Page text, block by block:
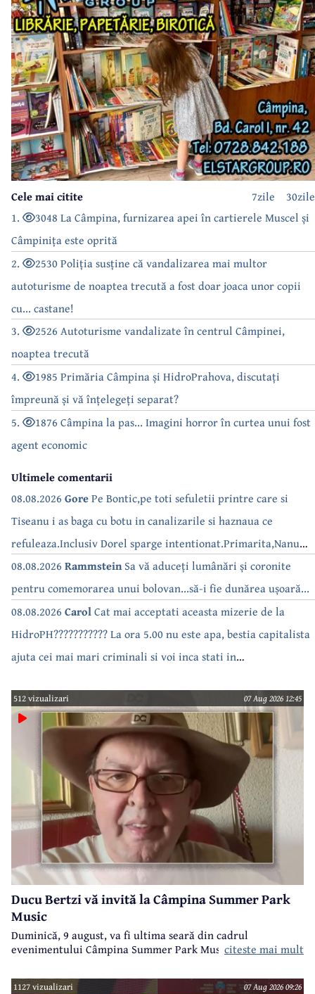
30zile
7zile
Cele mai citite
1.
3048 La Câmpina, furnizarea apei în cartierele Muscel și
Câmpinița este oprită
2.
2530 Poliția susține că vandalizarea mai multor
autoturisme de noaptea trecută a fost doar joaca unor copii
cu... castane!
3.
2526 Autoturisme vandalizate în centrul Câmpinei,
noaptea trecută
4.
1985 Primăria Câmpina și HidroPrahova, discutați
împreună și vă înțelegeți separat?
5.
1876 Câmpina la pas... Imagini horror în curtea unui fost
agent economic
Ultimele comentarii
08.08.2026 GorePe Bontic,pe toti sefuletii printre care si
Tiseanu i as baga cu botu in canalizarile si haznaua ce
refuleaza.Inclusiv Dorel sparge intentionat.Primarita,Nanu
bea apa de la robinet.Asta as intreba o si pe Izabel Mitrea
08.08.2026 RammsteinSa vă aduceți lumânări și coronite
pentru comemorarea unui bolovan...să-i fie dunărea ușoară...
08.08.2026 CarolCat mai acceptati aceasta mizerie de la
HidroPH??????????? La ora 5.00 nu este apa, bestia capitalista
ajuta cei mai mari criminali si voi inca stati in
512 vizualizari 07 Aug 2026 12:45
Ducu Bertzi vă invită la Câmpina Summer Park
Music
Duminică, 9 august, va fi ultima seară din cadrul
evenimentului Câmpina Summer Park Music 2026.citeste mai mult
1127 vizualizari 07 Aug 2026 09:26